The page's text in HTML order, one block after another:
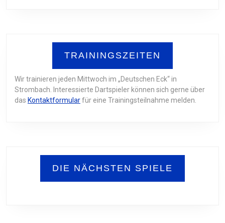
TRAININGSZEITEN
Wir trainieren jeden Mittwoch im „Deutschen Eck“ in
Strombach. Interessierte Dartspieler können sich gerne über
das Kontaktformularfür eine Trainingsteilnahme melden.
DIE NÄCHSTEN SPIELE